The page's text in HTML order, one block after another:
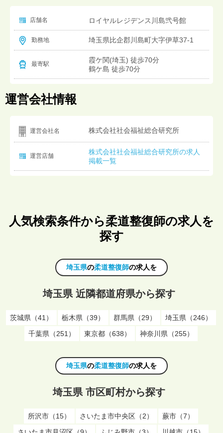
店舗名 ロイヤルレジデンス川島弐号館
勤務地 埼玉県比企郡川島町大字伊草37-1
最寄駅
霞ケ関(埼玉) 徒歩70分
鶴ケ島 徒歩70分
運営会社情報
運営会社名 株式会社社会福祉総合研究所
運営店舗
株式会社社会福祉総合研究所の求人
掲載一覧
人気検索条件から柔道整復師の求人を
探す
埼玉県の柔道整復師の求人を
埼玉県 近隣都道府県から探す
茨城県（41） 栃木県（39） 群馬県（29）
埼玉県（246）
千葉県（251）
東京都（638） 神奈川県（255）
埼玉県の柔道整復師の求人を
埼玉県 市区町村から探す
所沢市（15） さいたま市中央区（2）
蕨市（7）